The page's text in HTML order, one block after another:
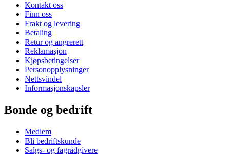
Kontakt oss
Finn oss
Frakt og levering
Betaling
Retur og angrerett
Reklamasjon
Kjøpsbetingelser
Personopplysninger
Nettsvindel
Informasjonskapsler
Bonde og bedrift
Medlem
Bli bedriftskunde
Salgs- og fagrådgivere